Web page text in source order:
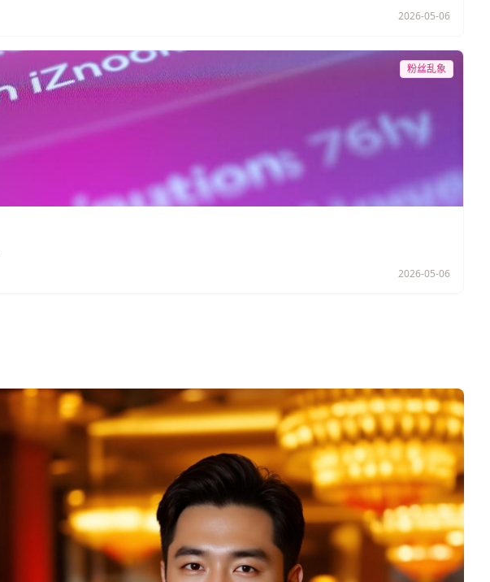
2026-05-06
粉丝乱象
2026-05-06